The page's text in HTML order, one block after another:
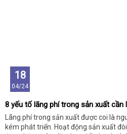
18
04/24
8 yếu tố lãng phí trong sản xuất
Lãng phí trong sản xuất được coi là
kém phát triển. Hoạt động sản xuất